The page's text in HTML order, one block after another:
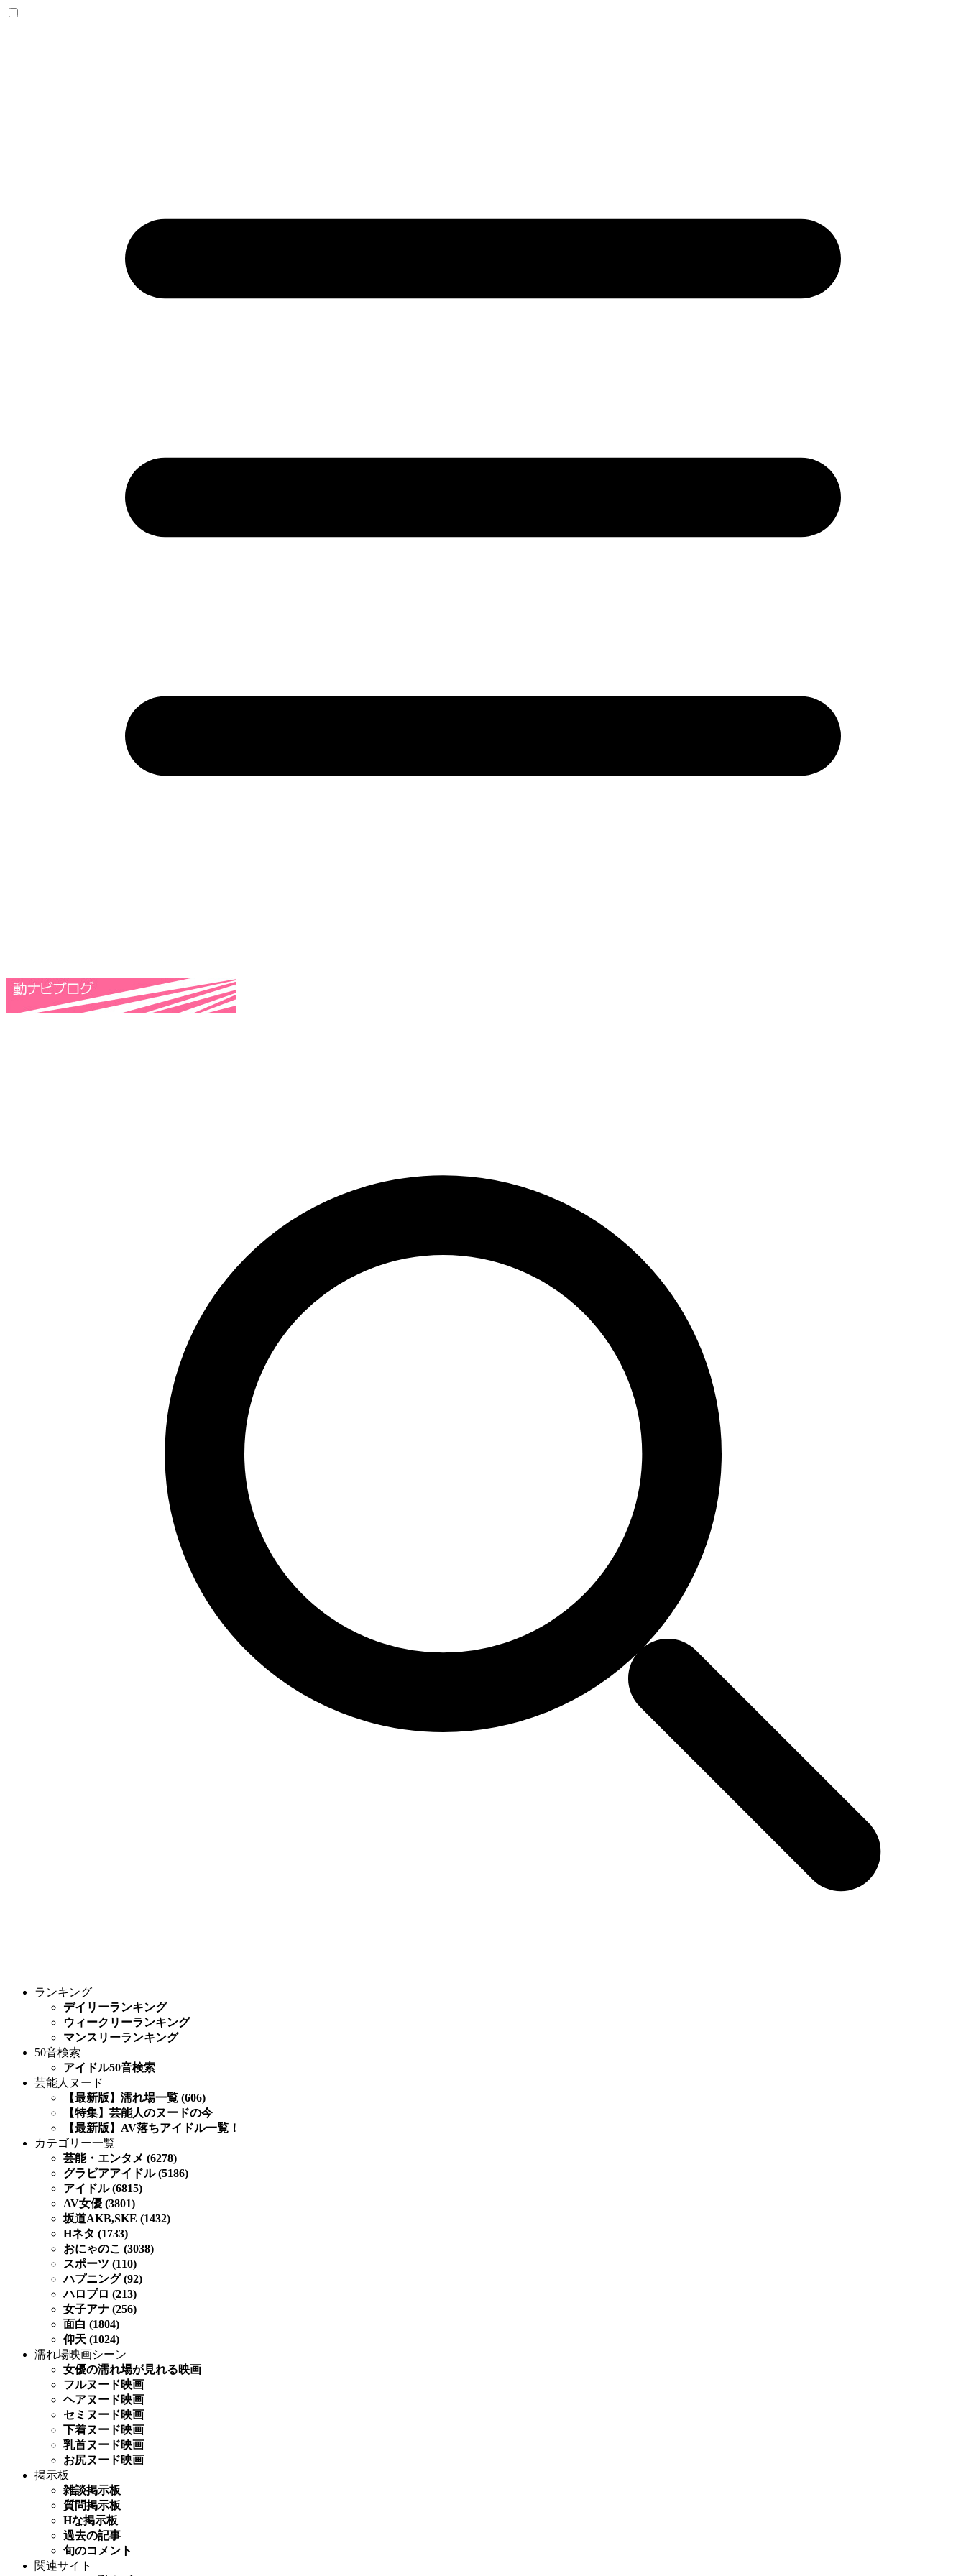
ランキング
デイリーランキング
ウィークリーランキング
マンスリーランキング
50音検索
アイドル50音検索
芸能人ヌード
【最新版】濡れ場一覧 (606)
【特集】芸能人のヌードの今
【最新版】AV落ちアイドル一覧！
カテゴリー一覧
芸能・エンタメ (6278)
グラビアアイドル (5186)
アイドル (6815)
AV女優 (3801)
坂道AKB,SKE (1432)
Hネタ (1733)
おにゃのこ (3038)
スポーツ (110)
ハプニング (92)
ハロプロ (213)
女子アナ (256)
面白 (1804)
仰天 (1024)
濡れ場映画シーン
女優の濡れ場が見れる映画
フルヌード映画
ヘアヌード映画
セミヌード映画
下着ヌード映画
乳首ヌード映画
お尻ヌード映画
掲示板
雑談掲示板
質問掲示板
Hな掲示板
過去の記事
旬のコメント
関連サイト